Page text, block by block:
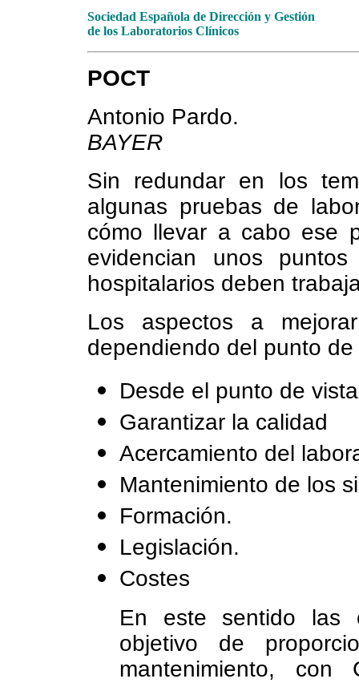
Sociedad Española de Dirección y Gestión
de los Laboratorios Clínicos
POCT
Antonio Pardo.
BAYER
Sin redundar en los
algunas pruebas de
cómo llevar a cabo ese
evidencian unos
hospitalarios deben
Los aspectos a
dependiendo del punto de
Desde el punto de
Garantizar la calidad
Acercamiento del
Mantenimiento de los
Formación.
Legislación.
Costes
En este sentido las
objetivo de
mantenimiento,